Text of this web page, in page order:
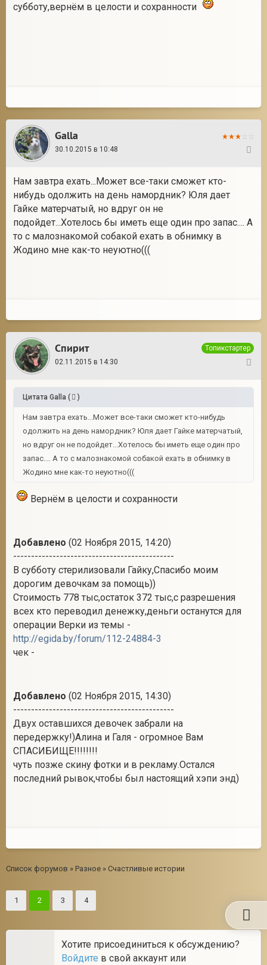
субботу,вернём в целости и сохранности
Galla
30.10.2015 в 10:48
Нам завтра ехать...Может все-таки сможет кто-
нибудь одолжить на день намордник? Юля дает
Гайке матерчатый, но вдруг он не
подойдет...Хотелось бы иметь еще один про запас.... А
то с малознакомой собакой ехать в обнимку в
Жодино мне как-то неуютно(((
Спирит
Топикстартер
02.11.2015 в 14:30
Цитата Galla ( )
Нам завтра ехать...Может все-таки сможет кто-нибудь
одолжить на день намордник? Юля дает Гайке матерчатый,
но вдруг он не подойдет...Хотелось бы иметь еще один про
запас.... А то с малознакомой собакой ехать в обнимку в
Жодино мне как-то неуютно(((
Вернём в целости и сохранности
Добавлено (02 Ноября 2015, 14:20)
---------------------------------------------
В субботу стерилизовали Гайку,Спасибо моим
дорогим девочкам за помощь))
Стоимость 778 тыс,остаток 372 тыс,с разрешения
всех кто переводил денежку,деньги останутся для
операции Верки из темы -
http://egida.by/forum/112-24884-3
чек -
Добавлено (02 Ноября 2015, 14:30)
---------------------------------------------
Двух оставшихся девочек забрали на
передержку!)Алина и Галя - огромное Вам
СПАСИБИЩЕ!!!!!!!!
чуть позже скину фотки и в рекламу.Остался
последний рывок,чтобы был настоящий хэпи энд)
Список форумов » Разное » Счастливые истории
1 2 3 4
Хотите присоединиться к обсуждению?
Войдите в свой аккаунт или